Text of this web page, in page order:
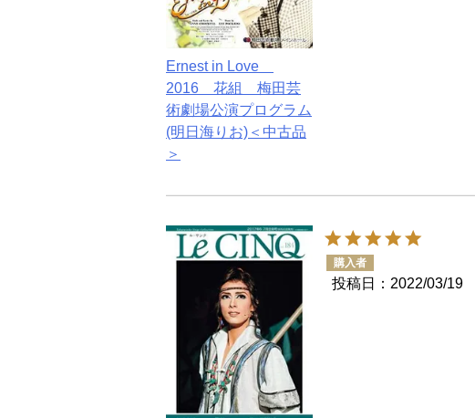
Ernest in Love
2016 花組 梅田芸
術劇場公演プログラム
(明日海りお)＜中古品
＞
購入者
投稿日 2022/03/19